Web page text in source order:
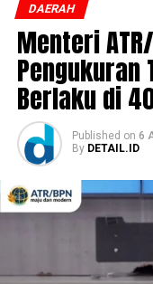
DAERAH
Menteri
Pengukuran
Berlaku di
Published on 6
By DETAIL.ID